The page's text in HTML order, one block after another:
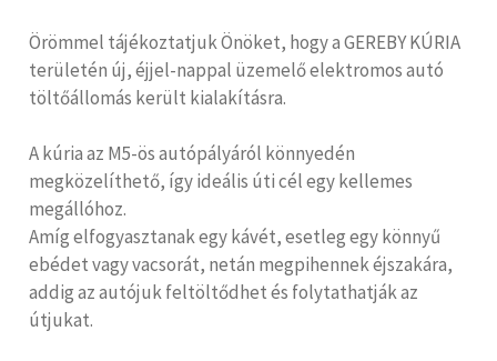
Örömmel tájékoztatjuk Önöket, hogy a GEREBY KÚRIA
területén új, éjjel-nappal üzemelő elektromos autó
töltőállomás került kialakításra.
A kúria az M5-ös autópályáról könnyedén
megközelíthető, így ideális úti cél egy kellemes
megállóhoz.
Amíg elfogyasztanak egy kávét, esetleg egy könnyű
ebédet vagy vacsorát, netán megpihennek éjszakára,
addig az autójuk feltöltődhet és folytathatják az
útjukat.